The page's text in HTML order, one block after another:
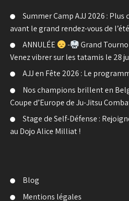
Summer Camp AJJ 2026 : Plus
avant le grand rendez-vous de
ANNULÉE
-
Grand
Venez vibrer sur les tatamis le 28
AJJ en Fête 2026 : Le
Nos champions brillent en
Coupe d’Europe de Ju-Jitsu
Stage de Self-Défense :
au Dojo Alice Milliat !
Blog
Mentions légales